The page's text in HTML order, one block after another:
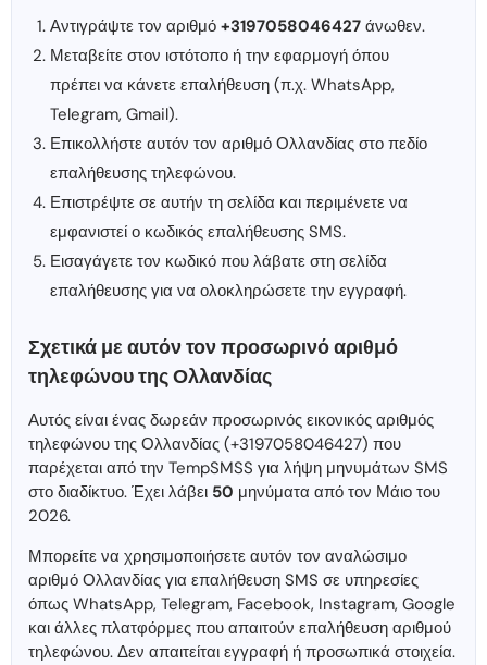
Αντιγράψτε τον αριθμό +3197058046427 άνωθεν.
Μεταβείτε στον ιστότοπο ή την εφαρμογή όπου
πρέπει να κάνετε επαλήθευση (π.χ. WhatsApp,
Telegram, Gmail).
Επικολλήστε αυτόν τον αριθμό Ολλανδίας στο πεδίο
επαλήθευσης τηλεφώνου.
Επιστρέψτε σε αυτήν τη σελίδα και περιμένετε να
εμφανιστεί ο κωδικός επαλήθευσης SMS.
Εισαγάγετε τον κωδικό που λάβατε στη σελίδα
επαλήθευσης για να ολοκληρώσετε την εγγραφή.
Σχετικά με αυτόν τον προσωρινό αριθμό
τηλεφώνου της Ολλανδίας
Αυτός είναι ένας δωρεάν προσωρινός εικονικός αριθμός
τηλεφώνου της Ολλανδίας (+3197058046427) που
παρέχεται από την TempSMSS για λήψη μηνυμάτων SMS
στο διαδίκτυο. Έχει λάβει 50 μηνύματα από τον Μάιο του
2026.
Μπορείτε να χρησιμοποιήσετε αυτόν τον αναλώσιμο
αριθμό Ολλανδίας για επαλήθευση SMS σε υπηρεσίες
όπως WhatsApp, Telegram, Facebook, Instagram, Google
και άλλες πλατφόρμες που απαιτούν επαλήθευση αριθμού
τηλεφώνου. Δεν απαιτείται εγγραφή ή προσωπικά στοιχεία.